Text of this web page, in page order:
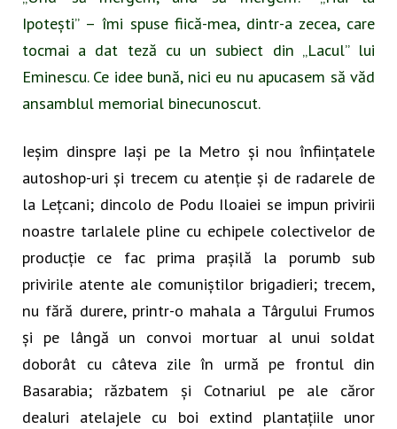
Ipotești” – îmi spuse fiică-mea, dintr-a zecea, care
tocmai a dat teză cu un subiect din „Lacul” lui
Eminescu. Ce idee bună, nici eu nu apucasem să văd
ansamblul memorial binecunoscut.
Ieșim dinspre Iași pe la Metro și nou înființatele
autoshop-uri și trecem cu atenție și de radarele de
la Lețcani; dincolo de Podu Iloaiei se impun privirii
noastre tarlalele pline cu echipele colectivelor de
producție ce fac prima prașilă la porumb sub
privirile atente ale comuniștilor brigadieri; trecem,
nu fără durere, printr-o mahala a Târgului Frumos
și pe lângă un convoi mortuar al unui soldat
doborât cu câteva zile în urmă pe frontul din
Basarabia; răzbatem și Cotnariul pe ale căror
dealuri atelajele cu boi extind plantațiile unor